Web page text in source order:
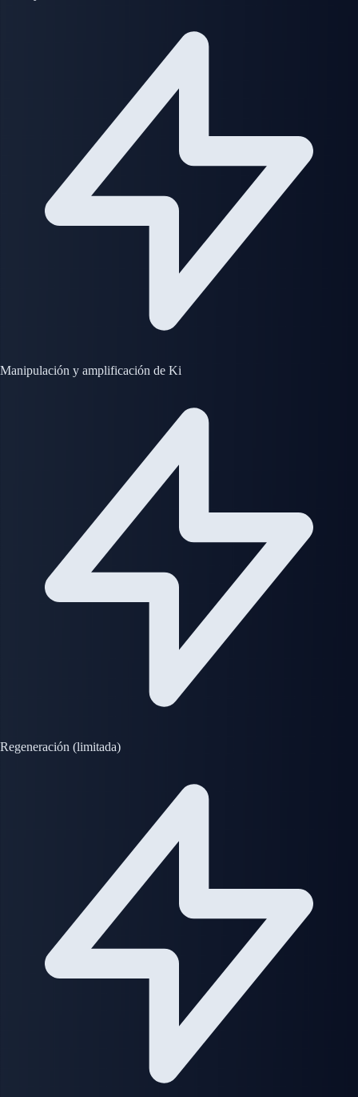
Manipulación y amplificación de Ki
Regeneración (limitada)